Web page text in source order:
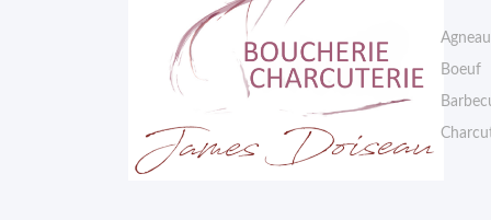
Agneau
Boeuf